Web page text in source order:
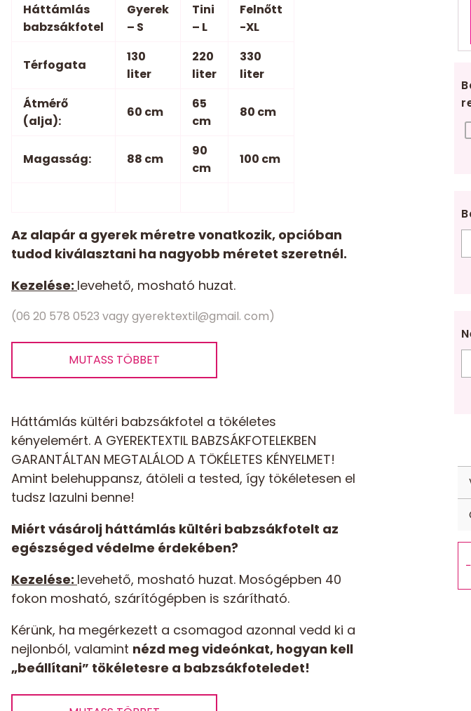
Háttámlás
babzsákfotel
Gyerek
– S
Tini
– L
Felnőtt
-XL
Térfogata
130
liter
220
liter
330
liter
Átmérő
(alja):
60 cm
65
cm
80 cm
Magasság: 88 cm
90
cm
100 cm
Az alapár a gyerek méretre vonatkozik, opcióban
tudod kiválasztani ha nagyobb méretet szeretnél.
Kezelése: levehető, mosható huzat.
(06 20 578 0523 vagy gyerektextil@gmail. com)
MUTASS TÖBBET
Háttámlás kültéri babzsákfotel a tökéletes
kényelemért. A GYEREKTEXTIL BABZSÁKFOTELEKBEN
GARANTÁLTAN MEGTALÁLOD A TÖKÉLETES KÉNYELMET!
Amint belehuppansz, átöleli a tested, így tökéletesen el
tudsz lazulni benne!
Miért vásárolj háttámlás kültéri babzsákfotelt az
egészséged védelme érdekében?
Kezelése: levehető, mosható huzat. Mosógépben 40
fokon mosható, szárítógépben is szárítható.
Kérünk, ha megérkezett a csomagod azonnal vedd ki a
nejlonból, valamint nézd meg videónkat, hogyan kell
„beállítani” tökéletesre a babzsákfoteledet!
−